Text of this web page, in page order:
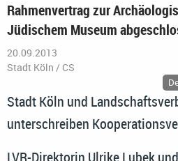
Rahmenvertrag zur
Jüdischem Museum
20.09.2013
Stadt Köln / CS
Stadt Köln und
unterschreiben